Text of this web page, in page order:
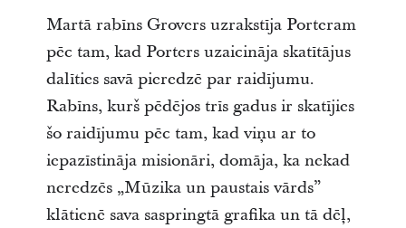
Martā rabīns Grovers uzrakstīja Porteram
pēc tam, kad Porters uzaicināja skatītājus
dalīties savā pieredzē par raidījumu.
Rabīns, kurš pēdējos trīs gadus ir skatījies
šo raidījumu pēc tam, kad viņu ar to
iepazīstināja misionāri, domāja, ka nekad
neredzēs „Mūzika un paustais vārds”
klātienē sava saspringtā grafika un tā dēļ,